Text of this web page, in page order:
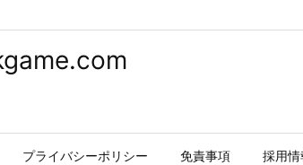
プライバシーポリシー 免責事項 採用情